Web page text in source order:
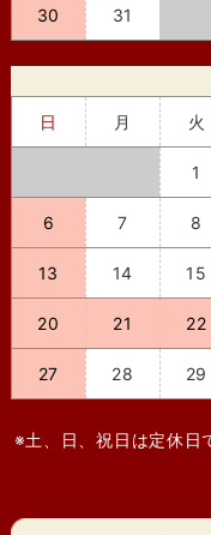
30 31
日
月 火
1
6 7 8
13 14 15
20 21 22
27 28 29
※土、日、祝日は定休日